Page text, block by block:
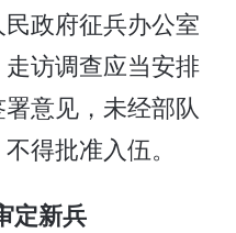
政府征兵办公室
访调查应当安排
意见，未经部队
得批准入伍。
新兵